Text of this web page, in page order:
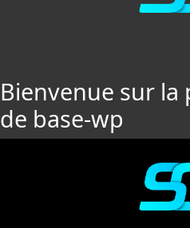
Bienvenue sur la
de base-wp